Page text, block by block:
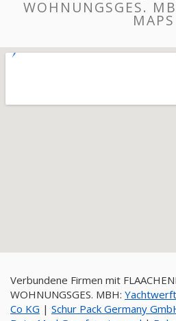
WOHNUNGSGES.
MAPS
Verbundene Firmen mit
WOHNUNGSGES. MBH:
Co KG | Schur Pack Germany